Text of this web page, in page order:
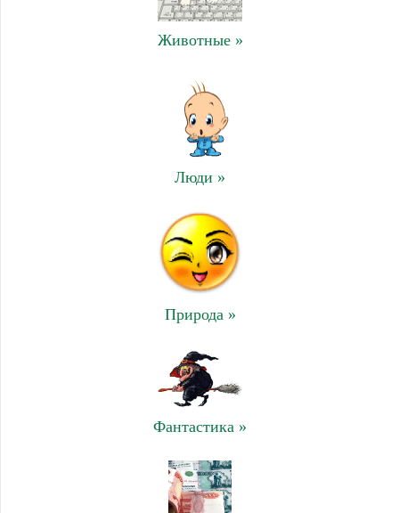
Животные »
Люди »
Природа »
Фантастика »